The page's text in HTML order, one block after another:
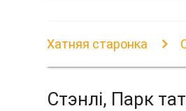
Хатняя старонка
Стэнлі, Парк